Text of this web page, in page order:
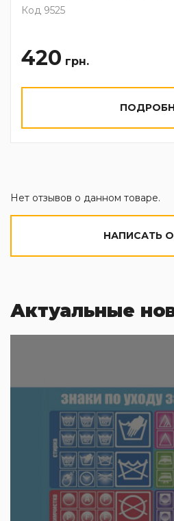
Код 9525
420 грн.
Нет отзывов о данном товаре.
НАПИСАТЬ
Актуальные